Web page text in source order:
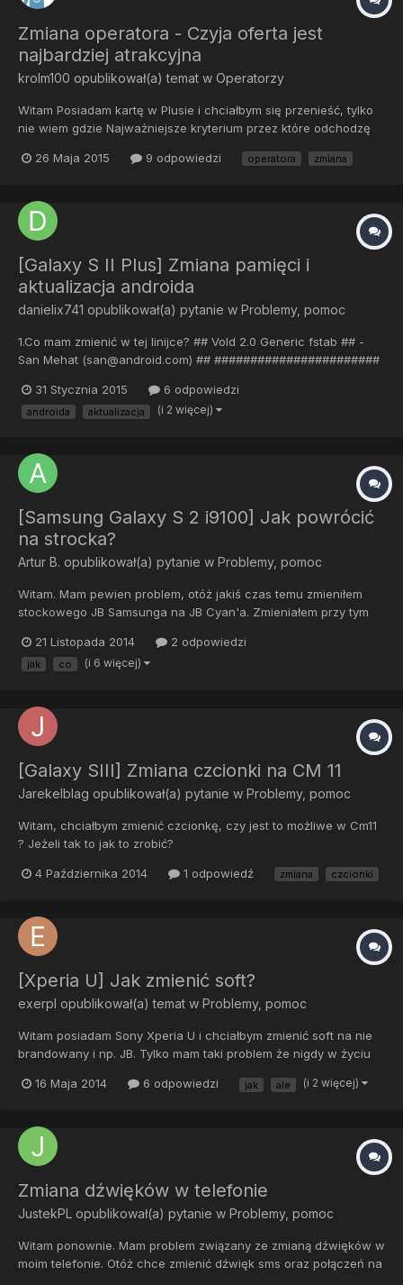
Zmiana operatora - Czyja oferta jest
najbardziej atrakcyjna
krolm100 opublikował(a) temat w Operatorzy
Witam Posiadam kartę w Plusie i chciałbym się przenieść, tylko
nie wiem gdzie Najważniejsze kryterium przez które odchodzę
niezależnie od tego ile mam jeszcze środków i chciałbym żeby
26 Maja 2015 9 odpowiedzi operatora zmiana
[Galaxy S II Plus] Zmiana pamięci i
aktualizacja androida
danielix741 opublikował(a) pytanie w Problemy, pomoc
1.Co mam zmienić w tej linijce? ## Vold 2.0 Generic fstab ## -
San Mehat (san@android.com) ## #######################
<mount_point> <part> <sysfs_path1...> ## label - Label for the
volume ## mount_point - Where the volume will be mounted ##
31 Stycznia 2015 6 odpowiedzi
androida aktualizacja (i 2 więcej)
[Samsung Galaxy S 2 i9100] Jak powrócić
na strocka?
Artur B. opublikował(a) pytanie w Problemy, pomoc
Witam. Mam pewien problem, otóż jakiś czas temu zmieniłem
stockowego JB Samsunga na JB Cyan'a. Zmieniałem przy tym
Chciałbym wrócić do tego stockowego, ale nie wiem czy jeśli
zrobię to z tym recovery, wszystko wyjdzie ok i np. nie uwalę
21 Listopada 2014 2 odpowiedzi
jak co (i 6 więcej)
[Galaxy SIII] Zmiana czcionki na CM 11
Jarekelblag opublikował(a) pytanie w Problemy, pomoc
Witam, chciałbym zmienić czcionkę, czy jest to możliwe w Cm11
? Jeżeli tak to jak to zrobić?
4 Października 2014 1 odpowiedź zmiana czcionki
[Xperia U] Jak zmienić soft?
exerpl opublikował(a) temat w Problemy, pomoc
Witam posiadam Sony Xperia U i chciałbym zmienić soft na nie
brandowany i np. JB. Tylko mam taki problem że nigdy w życiu
Czy mógłby ktoś poinstruować mnie krok po kroku jak to zrobić?
16 Maja 2014 6 odpowiedzi jak ale (i 2 więcej)
Zmiana dźwięków w telefonie
JustekPL opublikował(a) pytanie w Problemy, pomoc
Witam ponownie. Mam problem związany ze zmianą dźwięków w
moim telefonie. Otóż chce zmienić dźwięk sms oraz połączeń na